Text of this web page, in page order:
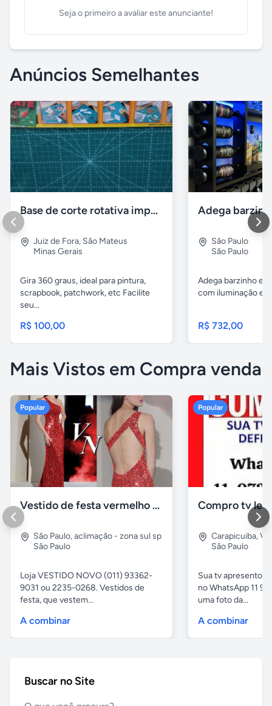
Seja o primeiro a avaliar este anunciante!
Anúncios Semelhantes
Base de corte rotativa importada
Juiz de Fora, São Mateus
Minas Gerais
Gira 360 graus, ideal para pintura,
scrapbook, patchwork, etc Facilite
seu...
R$ 100,00
São Paulo
São Paulo
Adega barzinho
com iluminação
R$ 732,00
Mais Vistos em Compra venda
Popular
Vestido de festa vermelho com brilho e pedraria
São Paulo,aclimação - zona sul sp
São Paulo
Loja VESTIDO NOVO (011) 93362-
9031 ou 2235-0268. Vestidos de
festa, que vestem...
A combinar
Popular
Compro tv
Carapicuiba,
São Paulo
Sua tv apresentou
no WhatsApp 11
uma foto da...
A combinar
Buscar no Site